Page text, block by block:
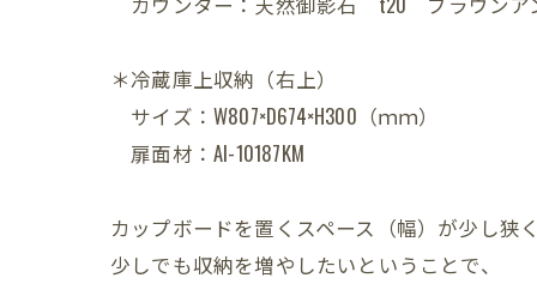
＊冷蔵庫上収納（右上）
サイズ：W807×D674×H300（ｍｍ）
扉面材：AI-10187KM
カップボードを置くスペース（幅）が少し狭く
少しでも収納を増やしたいということで、